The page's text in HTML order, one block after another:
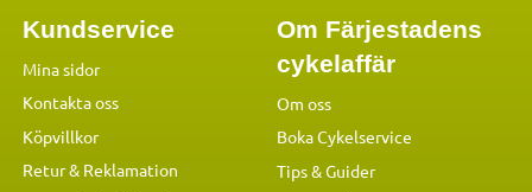
Kundservice
Mina sidor
Kontakta oss
Köpvillkor
Retur & Reklamation
Om Färjestadens
cykelaffär
Om oss
Boka Cykelservice
Tips & Guider